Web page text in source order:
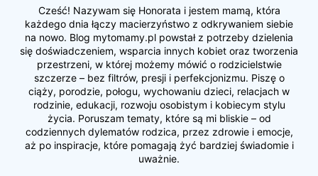
Cześć! Nazywam się Honorata i jestem mamą, która
każdego dnia łączy macierzyństwo z odkrywaniem siebie
na nowo. Blog mytomamy.pl powstał z potrzeby dzielenia
się doświadczeniem, wsparcia innych kobiet oraz tworzenia
przestrzeni, w której możemy mówić o rodzicielstwie
szczerze – bez filtrów, presji i perfekcjonizmu. Piszę o
ciąży, porodzie, połogu, wychowaniu dzieci, relacjach w
rodzinie, edukacji, rozwoju osobistym i kobiecym stylu
życia. Poruszam tematy, które są mi bliskie – od
codziennych dylematów rodzica, przez zdrowie i emocje,
aż po inspiracje, które pomagają żyć bardziej świadomie i
uważnie.